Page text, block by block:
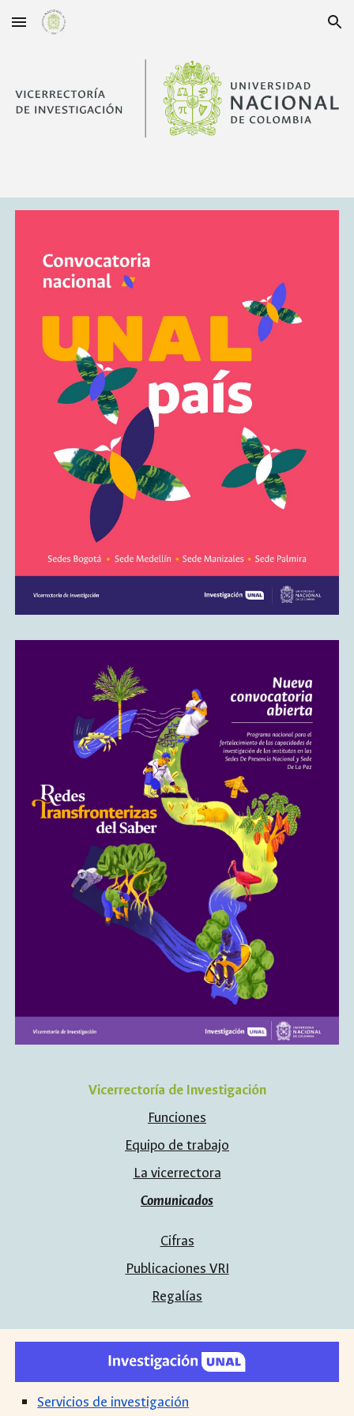
Skip to main content Skip to navigation
Vicerrectoría de Investigación
Funciones
Equipo de trabajo
La vicerrectora
Comunicados
Cifras
Publicaciones VRI
Regalías
Servicios de investigación